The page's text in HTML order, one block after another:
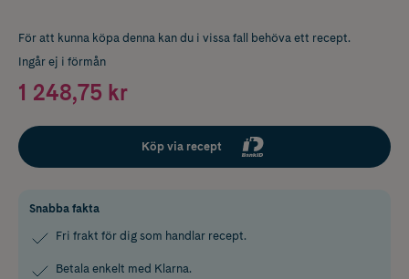
För att kunna köpa denna kan du i vissa fall behöva ett recept.
Ingår ej i förmån
1 248,75 kr
Köp via recept
Snabba fakta
Fri frakt för dig som handlar recept.
Betala enkelt med Klarna.